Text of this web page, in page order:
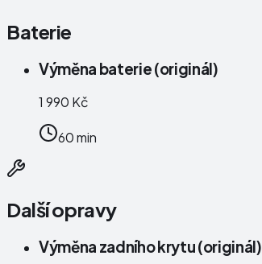
Baterie
Výměna baterie (originál)
1 990 Kč
60 min
Další opravy
Výměna zadního krytu (originál)